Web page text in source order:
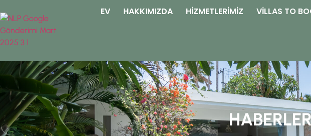
EV HAKKIMIZDA HIZMETLERIMIZ VILLAS TO